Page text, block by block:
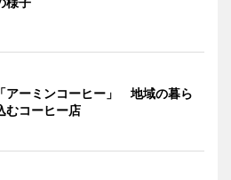
アーミンコーヒー」 地域の暮ら
むコーヒー店